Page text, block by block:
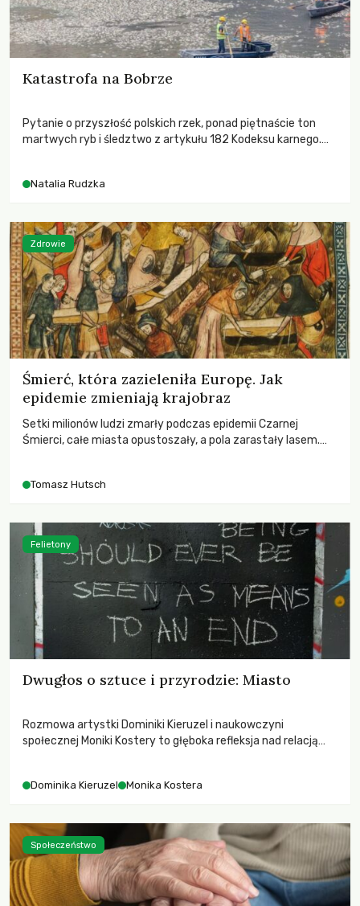
Katastrofa na Bobrze
Pytanie o przyszłość polskich rzek, ponad piętnaście ton
martwych ryb i śledztwo z artykułu 182 Kodeksu karnego.
zdarzeń prowadzących do biologicznej śmierci rzeki.
Natalia Rudzka
Śmierć, która zazieleniła Europę. Jak
epidemie zmieniają krajobraz
Setki milionów ludzi zmarły podczas epidemii Czarnej
Śmierci, całe miasta opustoszały, a pola zarastały lasem.
największych katastrof w swoich dziejach.
Tomasz Hutsch
Zdrowie
Dwugłos o sztuce i przyrodzie: Miasto
Rozmowa artystki Dominiki Kieruzel i naukowczyni
społecznej Moniki Kostery to głęboka refleksja nad relacją
Dominika Kieruzel Monika Kostera
Felietony
Społeczeństwo